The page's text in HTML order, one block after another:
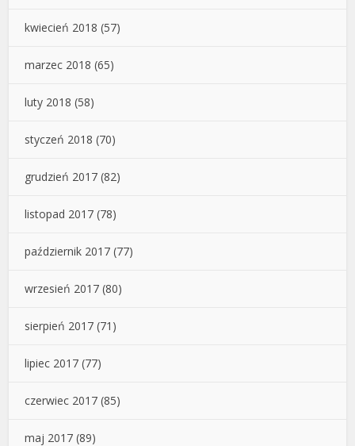
kwiecień 2018 (57)
marzec 2018 (65)
luty 2018 (58)
styczeń 2018 (70)
grudzień 2017 (82)
listopad 2017 (78)
październik 2017 (77)
wrzesień 2017 (80)
sierpień 2017 (71)
lipiec 2017 (77)
czerwiec 2017 (85)
maj 2017 (89)